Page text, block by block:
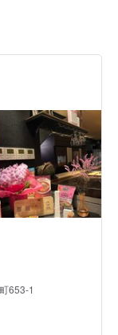
653-1